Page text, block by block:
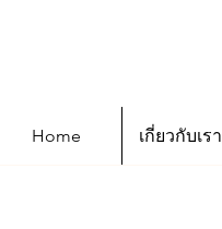
Home เกี่ยวกับเรา